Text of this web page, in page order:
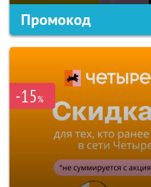
Промокод
-15%